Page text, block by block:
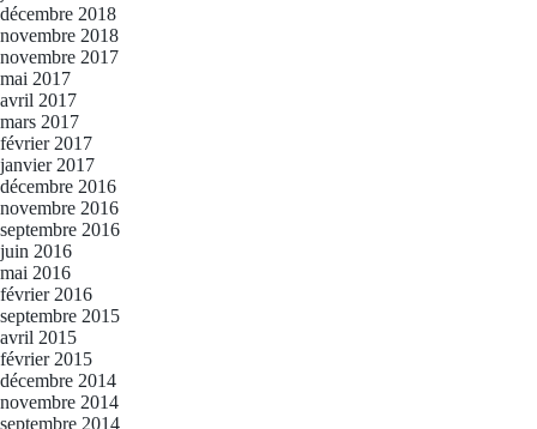
décembre 2018
novembre 2018
novembre 2017
mai 2017
avril 2017
mars 2017
février 2017
janvier 2017
décembre 2016
novembre 2016
septembre 2016
juin 2016
mai 2016
février 2016
septembre 2015
avril 2015
février 2015
décembre 2014
novembre 2014
septembre 2014